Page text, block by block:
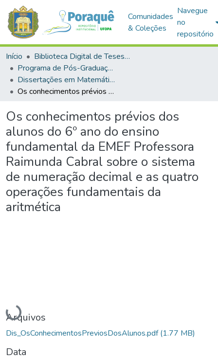
Comunidades
& Coleções
Navegue
no
repositório
Início
Biblioteca Digital de Teses e Dissertações (BDTD)
Programa de Pós-Graduação em Mestrado Profissional em Matemática em Rede Nacional (PROFMAT)
Dissertações em Matemática em Rede Nacional (Mestrado Profissional)
Os conhecimentos prévios dos alunos do 6º ano do ensino fundamental da EMEF Professora Raimunda Cabral sobre o sistema de numeração decimal e as quatro operações fundamentais da aritmética
Os conhecimentos prévios dos
alunos do 6º ano do ensino
fundamental da EMEF Professora
Raimunda Cabral sobre o sistema
de numeração decimal e as quatro
operações fundamentais da
aritmética
Carregando...
Arquivos
Dis_OsConhecimentosPreviosDosAlunos.pdf(1.77 MB)
Data